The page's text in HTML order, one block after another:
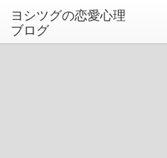
ヨシツグの恋愛心理
ブログ